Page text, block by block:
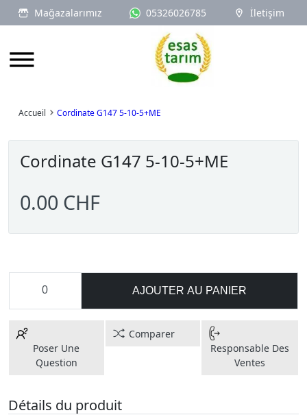
Mağazalarımız 05326026785 İletişim
Logo
Accueil Cordinate G147 5-10-5+ME
Cordinate G147 5-10-5+ME
0.00 CHF
AJOUTER AU PANIER
Poser Une
Question
Comparer
Responsable Des
Ventes
Détails du produit